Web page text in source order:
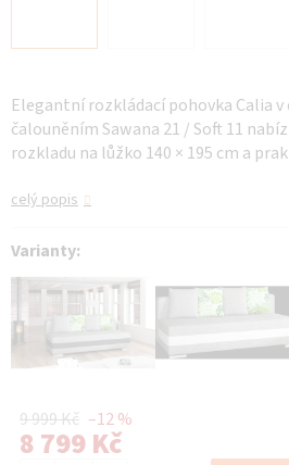
Elegantní rozkládací pohovka Calia
čalouněním Sawana 21 / Soft 11
rozkladu na lůžko 140 × 195 cm a
celý popis
9 999 Kč –12 %
8 799 Kč
Varianty: